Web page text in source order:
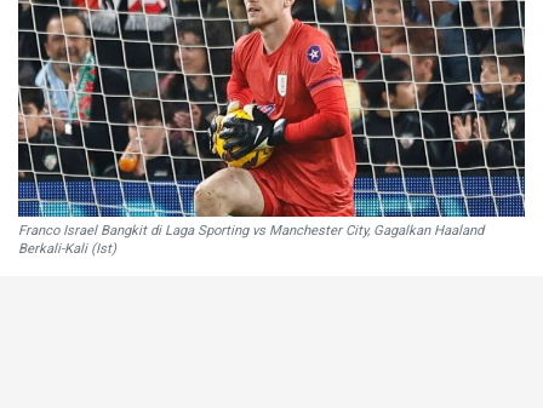
Franco Israel Bangkit di Laga Sporting vs Manchester City, Gagalkan Haaland
Berkali-Kali (Ist)